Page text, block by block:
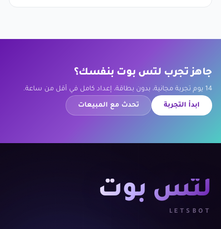
جاهز تجرب لتس بوت بنفسك؟
14 يوم تجربة مجانية، بدون بطاقة، إعداد كامل في أقل من ساعة.
ابدأ التجربة تحدث مع المبيعات
لتس بوت
LETSBOT